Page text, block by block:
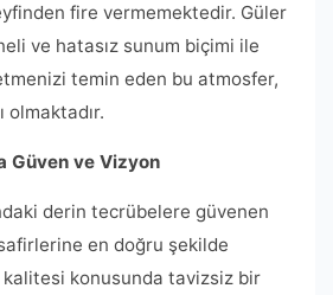
fire vermemektedir. Güler
ve hatasız sunum biçimi ile
temin eden bu atmosfer,
olmaktadır.
Güven ve Vizyon
derin tecrübelere güvenen
en doğru şekilde
konusunda tavizsiz bir